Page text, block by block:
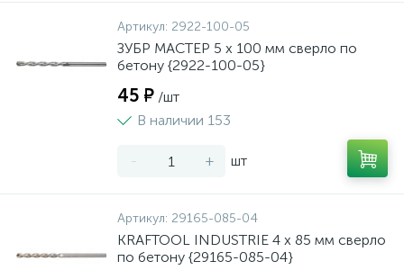
Артикул: 2922-100-05
ЗУБР МАСТЕР 5 x 100 мм сверло по
бетону {2922-100-05}
45 ₽ /шт
В наличии 153
- + шт
Артикул: 29165-085-04
KRAFTOOL INDUSTRIE 4 х 85 мм сверло
по бетону {29165-085-04}